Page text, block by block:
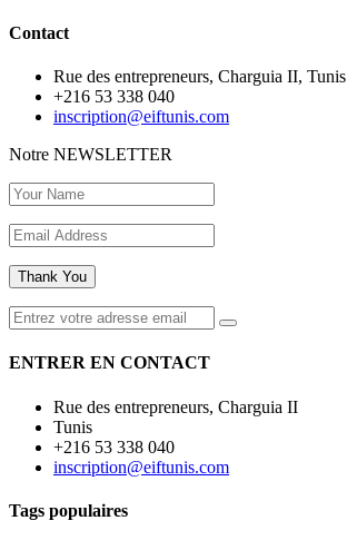
Contact
Rue des entrepreneurs, Charguia II, Tunis
+216 53 338 040
inscription@eiftunis.com
Notre NEWSLETTER
Thank You
ENTRER EN CONTACT
Rue des entrepreneurs, Charguia II
Tunis
+216 53 338 040
inscription@eiftunis.com
Tags populaires